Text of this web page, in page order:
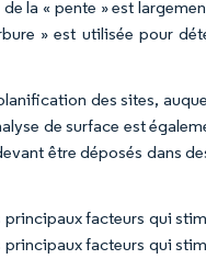
la « pente » est
» est utilisée pour
des sites,
de surface est
être déposés dans
facteurs qui
facteurs qui